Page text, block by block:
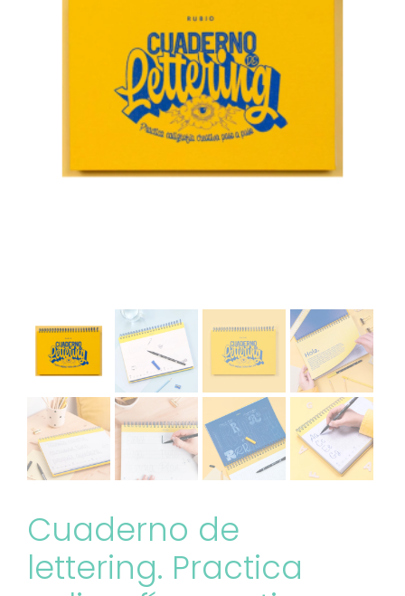
Cuaderno de
lettering. Practica